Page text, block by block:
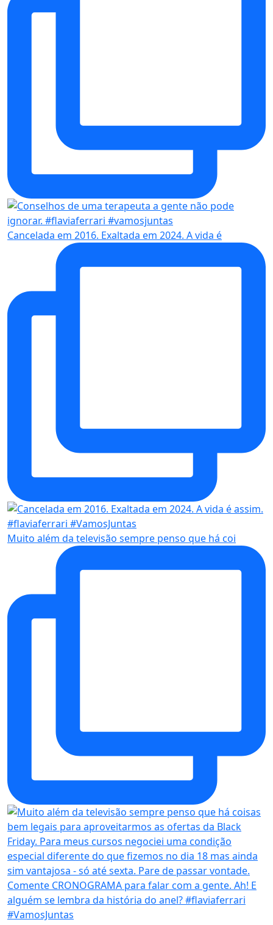
Cancelada em 2016. Exaltada em 2024. A vida é
Muito além da televisão sempre penso que há coi